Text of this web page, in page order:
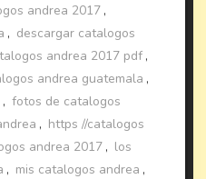
andrea 2017 ,
, descargar catalogos
andrea 2017 pdf ,
andrea guatemala ,
, fotos de catalogos
, https //catalogos
andrea 2017 , los
, mis catalogos andrea ,